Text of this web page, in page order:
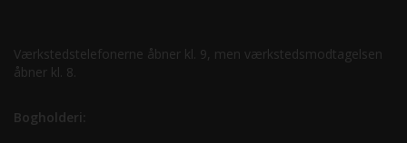
Værkstedstelefonerne åbner kl. 9, men værkstedsmodtagelsen
åbner kl. 8.
Bogholderi: